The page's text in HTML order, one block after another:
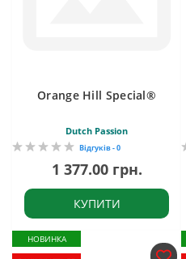
Orange Hill Special®
Dutch Passion
Відгуків - 0
1 377.00 грн.
КУПИТИ
НОВИНКА